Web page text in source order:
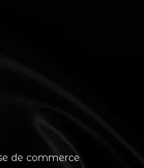
de commerce